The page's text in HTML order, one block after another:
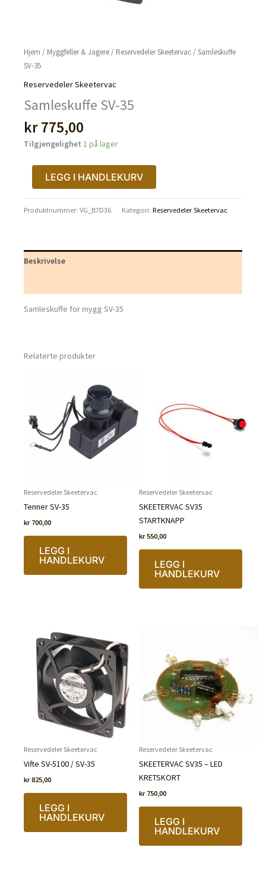
Hjem / Myggfeller & Jagere / Reservedeler Skeetervac / Samleskuffe
SV-35
Reservedeler Skeetervac
Samleskuffe SV-35
kr775,00
Tilgjengelighet 1 på lager
Samleskuffe
SV-
35
antall
LEGG I HANDLEKURV
Produktnummer: VG_B7D36 Kategori: Reservedeler Skeetervac
Beskrivelse
Samleskuffe for mygg SV-35
Relaterte produkter
Reservedeler Skeetervac
Tenner SV-35
kr700,00
LEGG I
HANDLEKURV
Reservedeler Skeetervac
SKEETERVAC SV35
STARTKNAPP
kr550,00
LEGG I
HANDLEKURV
Reservedeler Skeetervac
Vifte SV-5100 / SV-35
kr825,00
LEGG I
HANDLEKURV
Reservedeler Skeetervac
SKEETERVAC SV35 – LED
KRETSKORT
kr750,00
LEGG I
HANDLEKURV